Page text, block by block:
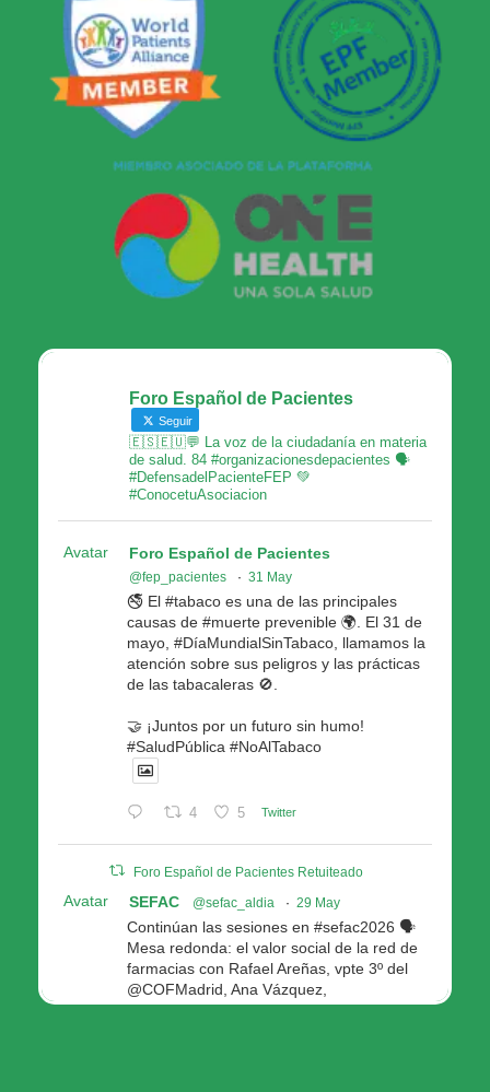
Foro Español de Pacientes
Seguir
🇪🇸🇪🇺💬 La voz de la ciudadanía en materia
de salud. 84 #organizacionesdepacientes 🗣
#DefensadelPacienteFEP 💚
#ConocetuAsociacion
Avatar Foro Español de Pacientes
@fep_pacientes · 31 May
🚭 El #tabaco es una de las principales
causas de #muerte prevenible 🌍. El 31 de
mayo, #DíaMundialSinTabaco, llamamos la
atención sobre sus peligros y las prácticas
de las tabacaleras 🚫.
🤝 ¡Juntos por un futuro sin humo!
#SaludPública #NoAlTabaco
4 5 Twitter
Foro Español de Pacientes Retuiteado
Avatar SEFAC @sefac_aldia · 29 May
Continúan las sesiones en #sefac2026 🗣️
Mesa redonda: el valor social de la red de
farmacias con Rafael Areñas, vpte 3º del
@COFMadrid, Ana Vázquez,
@fep_pacientes Galicia, Antón Acevedo, d